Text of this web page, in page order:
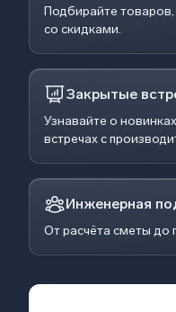
Подбирайте
со скидками.
Закрытые
Узнавайте о
встречах с
Инженерная
От расчёта сметы до